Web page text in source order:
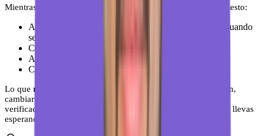
Mientras esperas, no estás bloqueado del todo. Puedes hacer esto:
Añadir fotos del negocio (ya quedan guardadas para cuando
se active la ficha).
Completar la descripción del negocio.
Añadir los servicios que ofreces.
Configurar el horario de apertura, incluidos festivos.
Lo que no debes hacer
mientras esperas: cambiar la dirección,
cambiar el nombre del negocio ni solicitar otro método de
verificación. Eso reinicia el proceso y pierdes los días que ya llevas
esperando.